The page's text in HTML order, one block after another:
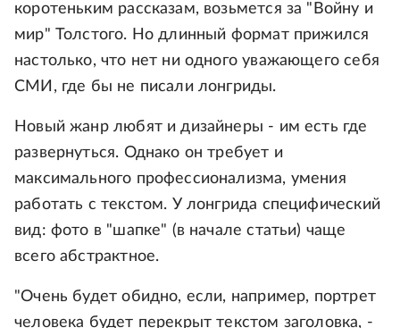
коротеньким рассказам, возьмется за "Войну и
мир" Толстого. Но длинный формат прижился
настолько, что нет ни одного уважающего себя
СМИ, где бы не писали лонгриды.
Новый жанр любят и дизайнеры - им есть где
развернуться. Однако он требует и
максимального профессионализма, умения
работать с текстом. У лонгрида специфический
вид: фото в "шапке" (в начале статьи) чаще
всего абстрактное.
"Очень будет обидно, если, например, портрет
человека будет перекрыт текстом заголовка, -